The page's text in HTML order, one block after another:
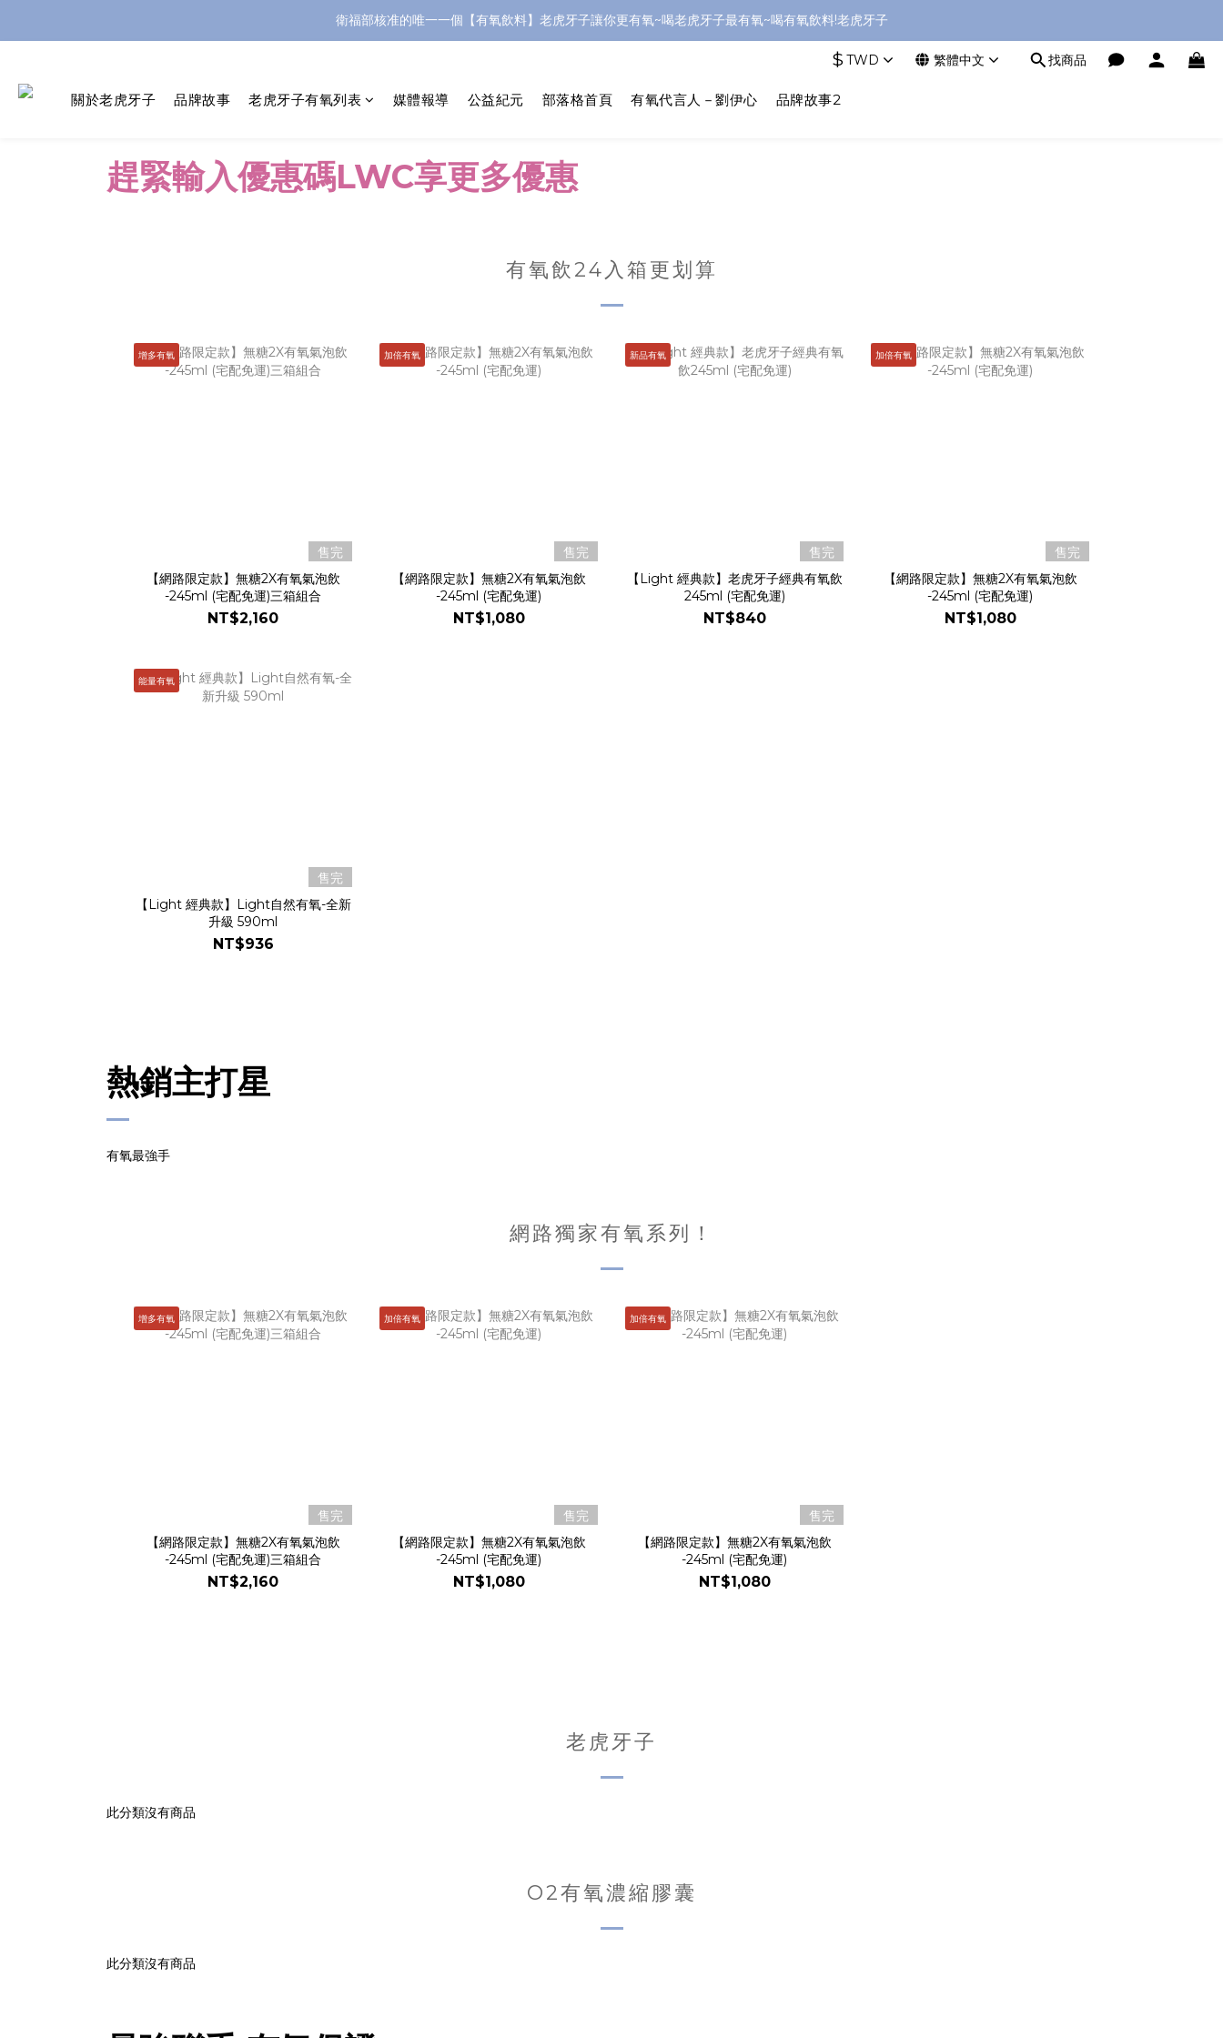
衛福部核准的唯一一個【有氧飲料】老虎牙子讓你更有氧~喝老虎牙子最有氧~喝有氧飲料!老虎牙子
$ TWD 繁體中文 找商品
關於老虎牙子 品牌故事 老虎牙子有氧列表 媒體報導 公益紀元 部落格首頁 有氧代言人－劉伊心 品牌故事2
趕緊輸入優惠碼LWC享更多優惠
有氧飲24入箱更划算
增多有氧
售完
【網路限定款】無糖2X有氧氣泡飲
-245ml (宅配免運)三箱組合
NT$2,160
加倍有氧
售完
【網路限定款】無糖2X有氧氣泡飲
-245ml (宅配免運)
NT$1,080
新品有氧
售完
【Light 經典款】老虎牙子經典有氧飲
245ml (宅配免運)
NT$840
加倍有氧
售完
【網路限定款】無糖2X有氧氣泡飲
-245ml (宅配免運)
NT$1,080
能量有氧
售完
【Light 經典款】Light自然有氧-全新
升級 590ml
NT$936
熱銷主打星
有氧最強手
網路獨家有氧系列！
增多有氧
售完
【網路限定款】無糖2X有氧氣泡飲
-245ml (宅配免運)三箱組合
NT$2,160
加倍有氧
售完
【網路限定款】無糖2X有氧氣泡飲
-245ml (宅配免運)
NT$1,080
加倍有氧
售完
【網路限定款】無糖2X有氧氣泡飲
-245ml (宅配免運)
NT$1,080
老虎牙子
此分類沒有商品
O2有氧濃縮膠囊
此分類沒有商品